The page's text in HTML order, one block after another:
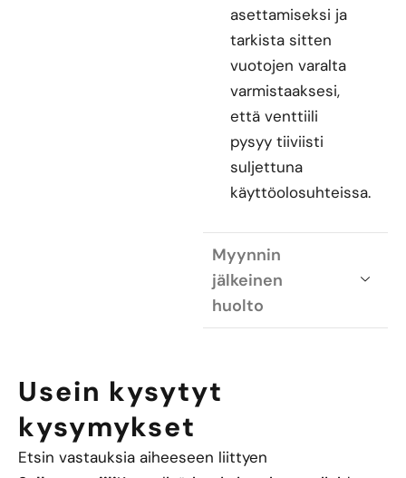
asettamiseksi ja
tarkista sitten
vuotojen varalta
varmistaaksesi,
että venttiili
pysyy tiiviisti
suljettuna
käyttöolosuhteissa.
Myynnin
jälkeinen
huolto
Usein kysytyt
kysymykset
Etsin vastauksia aiheeseen liittyen